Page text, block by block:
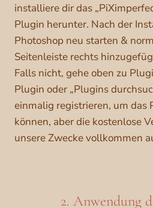
installiere dir das
Plugin herunter. Nach der
Photoshop neu starten &
Seitenleiste rechts
Falls nicht, gehe oben zu
Plugin oder „Plugins
einmalig registrieren, um das
können, aber die kostenlose
unsere Zwecke vollkommen
2. Anwendung